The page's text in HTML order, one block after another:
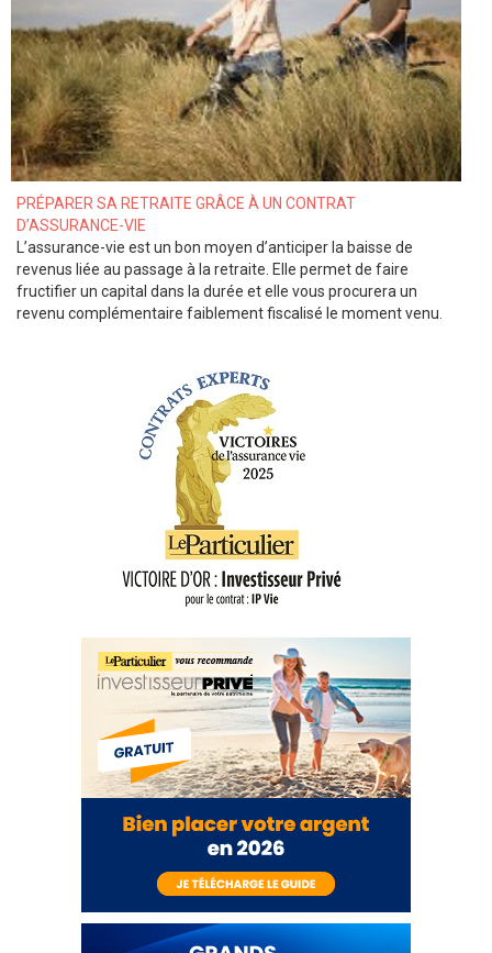
PRÉPARER SA RETRAITE GRÂCE À UN CONTRAT
D’ASSURANCE-VIE
L’assurance-vie est un bon moyen d’anticiper la baisse de
revenus liée au passage à la retraite. Elle permet de faire
fructifier un capital dans la durée et elle vous procurera un
revenu complémentaire faiblement fiscalisé le moment venu.